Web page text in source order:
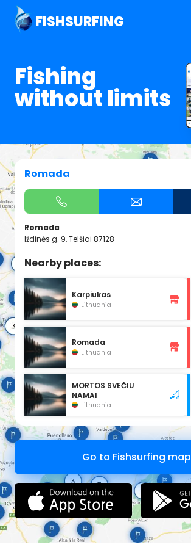
FISHSURFING
Fishing
without limits
Romada
Romada
Iždinės g. 9, Telšiai 87128
Nearby places:
Karpiukas
Lithuania
Romada
Lithuania
MORTOS SVEČIU
NAMAI
Lithuania
Go to Fishsurfing map